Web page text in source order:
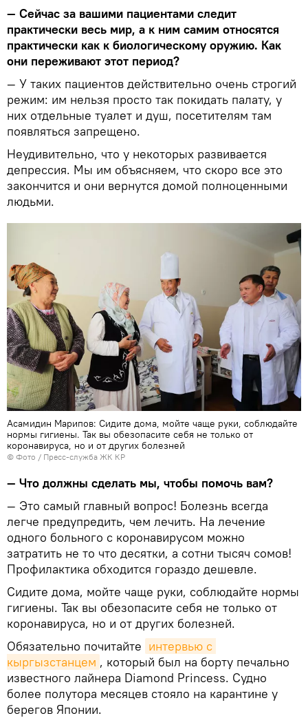
— Сейчас за вашими пациентами следит
практически весь мир, а к ним самим относятся
практически как к биологическому оружию. Как
они переживают этот период?
— У таких пациентов действительно очень строгий
режим: им нельзя просто так покидать палату, у
них отдельные туалет и душ, посетителям там
появляться запрещено.
Неудивительно, что у некоторых развивается
депрессия. Мы им объясняем, что скоро все это
закончится и они вернутся домой полноценными
людьми.
Асамидин Марипов: Сидите дома, мойте чаще руки, соблюдайте
нормы гигиены. Так вы обезопасите себя не только от
коронавируса, но и от других болезней
© Фото / Пресс-служба ЖК КР
— Что должны сделать мы, чтобы помочь вам?
— Это самый главный вопрос! Болезнь всегда
легче предупредить, чем лечить. На лечение
одного больного с коронавирусом можно
затратить не то что десятки, а сотни тысяч сомов!
Профилактика обходится гораздо дешевле.
Сидите дома, мойте чаще руки, соблюдайте нормы
гигиены. Так вы обезопасите себя не только от
коронавируса, но и от других болезней.
Обязательно почитайте интервью с
кыргызстанцем , который был на борту печально
известного лайнера Diamond Princess. Судно
более полутора месяцев стояло на карантине у
берегов Японии.